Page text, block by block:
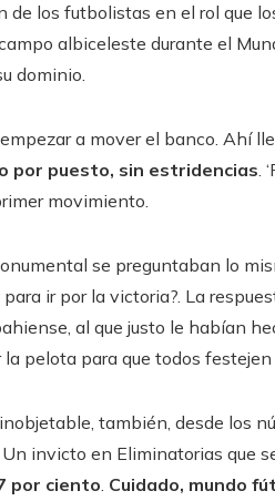
de los futbolistas en el rol que
albiceleste durante el
dominio.
empezar a mover el banco. Ahí
por puesto, sin estridencias.
movimiento.
se preguntaban lo
ir por la victoria?. La
al que justo le habían
pelota para que todos
también, desde los
invicto en Eliminatorias que
por ciento. Cuidado, mundo